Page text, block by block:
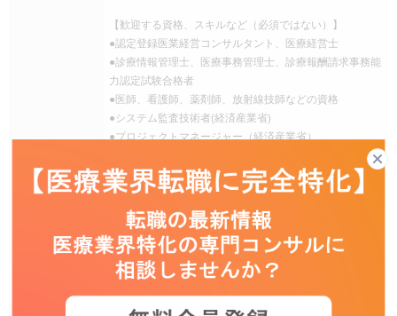
【歓迎する資格、スキルなど（必須ではない）】
●認定登録医業経営コンサルタント、医療経営士
●診療情報管理士、医療事務管理士、診療報酬請求事務能
力認定試験合格者
●医師、看護師、薬剤師、放射線技師などの資格
●システム監査技術者(経済産業省)
●プロジェクトマネージャー（経済産業省）
●公認内部監査人（CIA）
●日商簿記、税理士、公認会計士
●社会保険労務士
●一級・二級建築士他
●データ分析スキル（データベースソフト、MSアクセス
等の高度な利用ができる方）
●バイリンガルまたはビジネスレベルの英語スキル 等